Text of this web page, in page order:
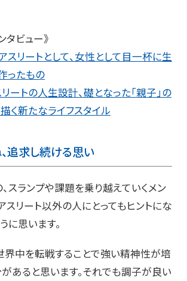
タビュー》
アスリートとして、女性として目一杯に生
ったもの
リートの人生設計、礎となった「親子」の
く新たなライフスタイル
追求し続ける思い
スランプや課題を乗り越えていくメン
スリート以外の人にとってもヒントにな
に思います。
中を転戦することで強い精神性が培
あると思います。それでも調子が良い